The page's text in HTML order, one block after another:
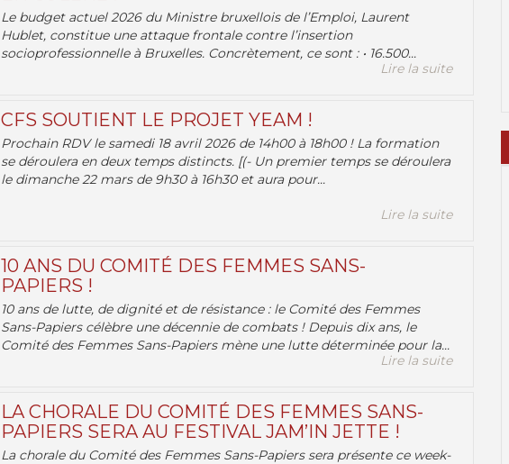
Le budget actuel 2026 du Ministre bruxellois de l’Emploi, Laurent
Hublet, constitue une attaque frontale contre l’insertion
socioprofessionnelle à Bruxelles. Concrètement, ce sont : • 16.500...
Lire la suite
CFS SOUTIENT LE PROJET YEAM !
Prochain RDV le samedi 18 avril 2026 de 14h00 à 18h00 ! La formation
se déroulera en deux temps distincts. [(- Un premier temps se déroulera
le dimanche 22 mars de 9h30 à 16h30 et aura pour...
Lire la suite
10 ANS DU COMITÉ DES FEMMES SANS-
PAPIERS !
10 ans de lutte, de dignité et de résistance : le Comité des Femmes
Sans-Papiers célèbre une décennie de combats ! Depuis dix ans, le
Comité des Femmes Sans-Papiers mène une lutte déterminée pour la...
Lire la suite
LA CHORALE DU COMITÉ DES FEMMES SANS-
PAPIERS SERA AU FESTIVAL JAM’IN JETTE !
La chorale du Comité des Femmes Sans-Papiers sera présente ce week-